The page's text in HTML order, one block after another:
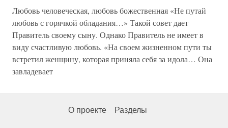
Любовь человеческая, любовь божественная «Не путай
любовь с горячкой обладания…» Такой совет дает
Правитель своему сыну. Однако Правитель не имеет в
виду счастливую любовь. «На своем жизненном пути ты
встретил женщину, которая приняла себя за идола… Она
завладевает
О проекте Разделы